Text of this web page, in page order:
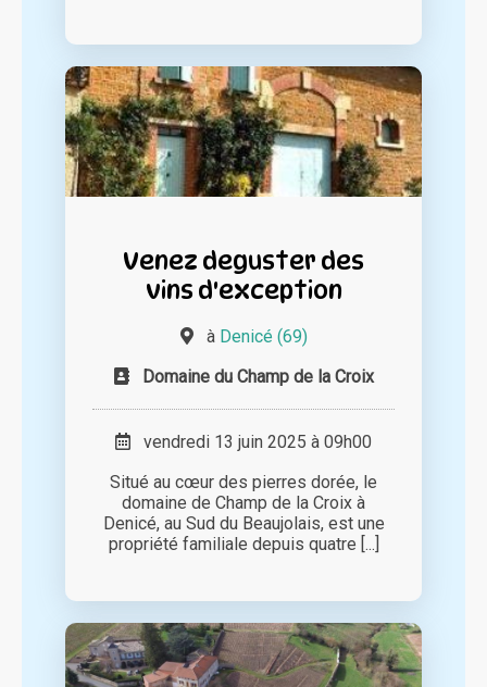
Venez deguster des
vins d'exception
à Denicé (69)
Domaine du Champ de la Croix
vendredi 13 juin 2025 à 09h00
Situé au cœur des pierres dorée, le
domaine de Champ de la Croix à
Denicé, au Sud du Beaujolais, est une
propriété familiale depuis quatre [...]